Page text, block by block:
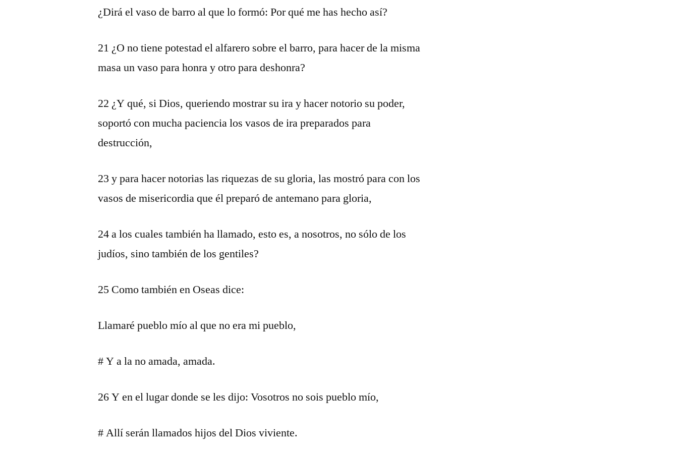
¿Dirá el vaso de barro al que lo formó: Por qué me has hecho así?
21 ¿O no tiene potestad el alfarero sobre el barro, para hacer de la misma
masa un vaso para honra y otro para deshonra?
22 ¿Y qué, si Dios, queriendo mostrar su ira y hacer notorio su poder,
soportó con mucha paciencia los vasos de ira preparados para
destrucción,
23 y para hacer notorias las riquezas de su gloria, las mostró para con los
vasos de misericordia que él preparó de antemano para gloria,
24 a los cuales también ha llamado, esto es, a nosotros, no sólo de los
judíos, sino también de los gentiles?
25 Como también en Oseas dice:
Llamaré pueblo mío al que no era mi pueblo,
# Y a la no amada, amada.
26 Y en el lugar donde se les dijo: Vosotros no sois pueblo mío,
# Allí serán llamados hijos del Dios viviente.